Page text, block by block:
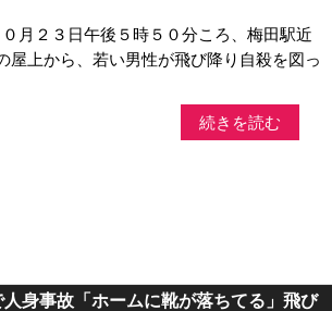
月２３日午後５時５０分ころ、梅田駅近
屋上から、若い男性が飛び降り自殺を図っ
続きを読む
身事故「ホームに靴が落ちてる」飛び